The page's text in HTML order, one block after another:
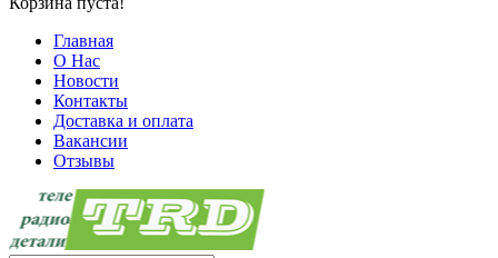
Главная
О Нас
Новости
Контакты
Доставка и оплата
Вакансии
Отзывы